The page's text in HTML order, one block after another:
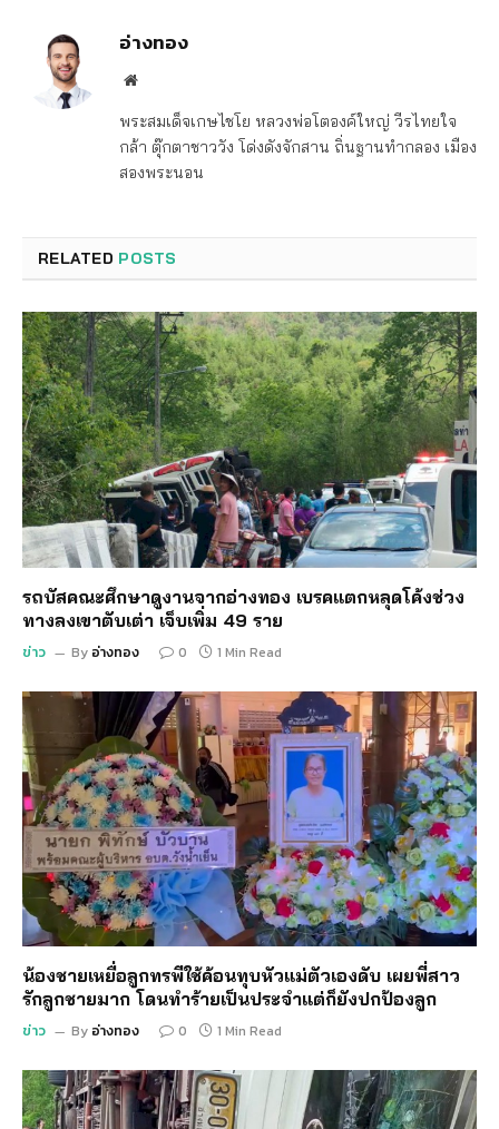
อ่างทอง
Website
พระสมเด็จเกษไชโย หลวงพ่อโตองค์ใหญ่ วีรไทยใจ
กล้า ตุ๊กตาชาววัง โด่งดังจักสาน ถิ่นฐานทำกลอง เมือง
สองพระนอน
RELATED POSTS
รถบัสคณะศึกษาดูงานจากอ่างทอง เบรคแตกหลุดโค้งช่วง
ทางลงเขาตับเต่า เจ็บเพิ่ม 49 ราย
ข่าว By อ่างทอง 0 1 Min Read
น้องชายเหยื่อลูกทรพีใช้ค้อนทุบหัวแม่ตัวเองดับ เผยพี่สาว
รักลูกชายมาก โดนทำร้ายเป็นประจำแต่ก็ยังปกป้องลูก
ข่าว By อ่างทอง 0 1 Min Read